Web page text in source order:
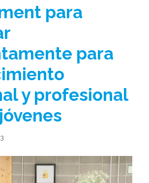
para
para
y profesional